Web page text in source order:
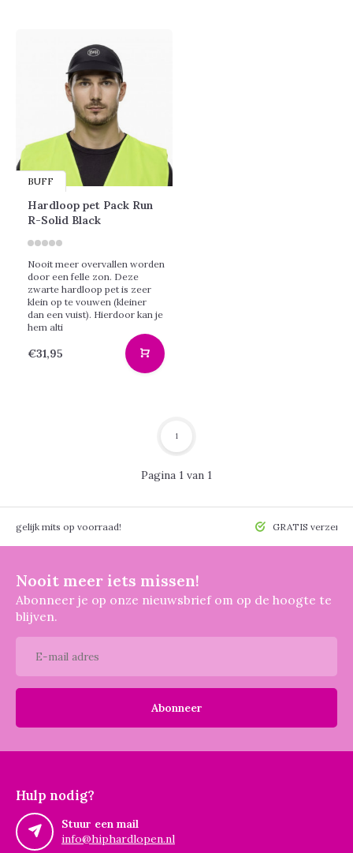
BUFF
Hardloop pet Pack Run
R-Solid Black
Nooit meer overvallen worden
door een felle zon. Deze
zwarte hardloop pet is zeer
klein op te vouwen (kleiner
dan een vuist). Hierdoor kan je
hem alti
€31,95
Pagina 1 van 1
1
mits op voorraad! GRATIS
Nooit meer iets missen!
Abonneer je op onze nieuwsbrief om op de hoogte te
blijven.
Abonneer
Hulp nodig?
Stuur een mail
info@hiphardlopen.nl